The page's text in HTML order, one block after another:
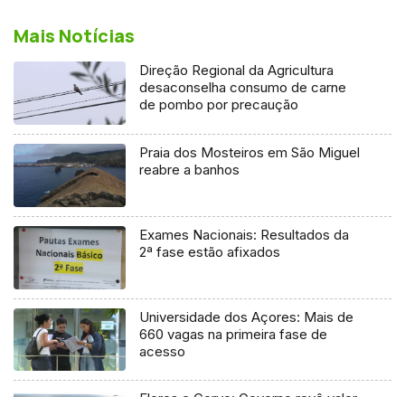
Mais Notícias
Direção Regional da Agricultura
desaconselha consumo de carne
de pombo por precaução
Praia dos Mosteiros em São Miguel
reabre a banhos
Exames Nacionais: Resultados da
2ª fase estão afixados
Universidade dos Açores: Mais de
660 vagas na primeira fase de
acesso